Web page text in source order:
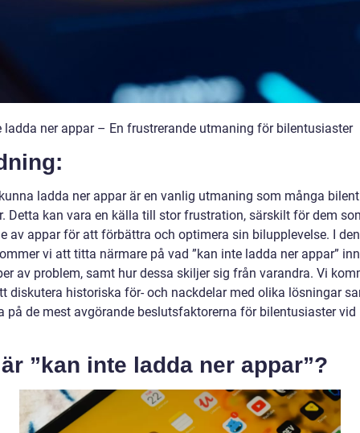
ladda ner appar – En frustrerande utmaning för bilentusiaster
ladda ner appar är en vanlig utmaning som många
Detta kan vara en källa till stor frustration, särskilt för dem
av appar för att förbättra och optimera sin bilupplevelse. I
vi att titta närmare på vad ”kan inte ladda ner appar”
av problem, samt hur dessa skiljer sig från varandra. Vi
diskutera historiska för- och nackdelar med olika lösningar
på de mest avgörande beslutsfaktorerna för bilentusiaster vid
”kan inte ladda ner appar”?